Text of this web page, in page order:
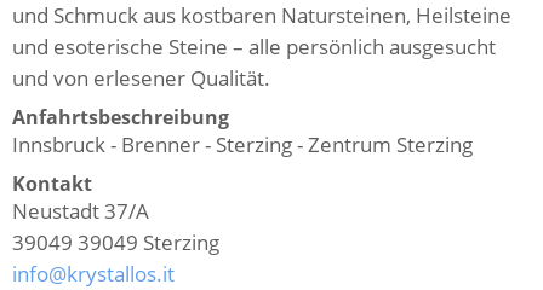
und Schmuck aus kostbaren Natursteinen, Heilsteine
und esoterische Steine – alle persönlich ausgesucht
und von erlesener Qualität.
Anfahrtsbeschreibung
Innsbruck - Brenner - Sterzing - Zentrum Sterzing
Kontakt
Neustadt 37/A
39049 39049 Sterzing
info@krystallos.it